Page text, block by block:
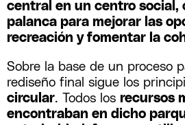
central en un centro social,
palanca para mejorar las
recreación y fomentar la
Sobre la base de un proceso
rediseño final sigue los
circular. Todos los recursos
encontraban en dicho